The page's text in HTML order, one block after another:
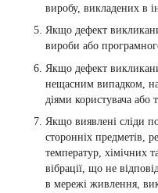
виробу, викладених в
Якщо дефект
вироби або
Якщо дефект
нещасним випадком,
діями користувача або
Якщо виявлені сліди
сторонніх предметів,
температур, хімічних
вібрації, що не
в мережі живлення,